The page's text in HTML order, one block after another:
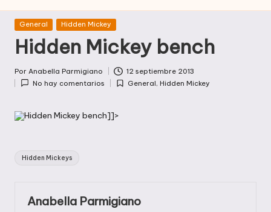
Publicada
General Hidden Mickey
Hidden Mickey bench
Publicado
por
Por Anabella Parmigiano
12 septiembre 2013
No hay comentarios
Publicada
General,Hidden Mickey
Hidden Mickey bench]]>
Etiquetas:
Hidden Mickeys
Anabella Parmigiano